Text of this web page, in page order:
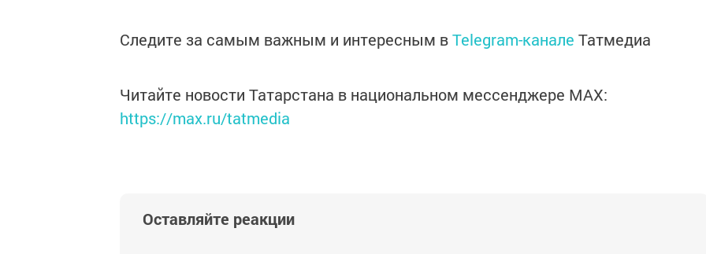
Следите за самым важным и интересным вTelegram-канале Татмедиа
Читайте новости Татарстана в национальном мессенджере MАХ:
https://max.ru/tatmedia
Оставляйте реакции